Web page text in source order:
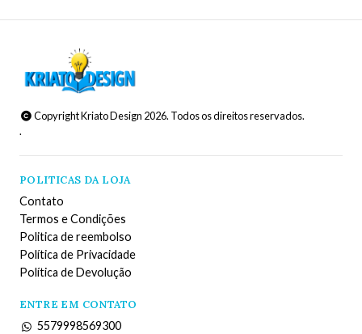
Copyright Kriato Design 2026. Todos os direitos reservados.
.
POLITICAS DA LOJA
Contato
Termos e Condições
Politica de reembolso
Política de Privacidade
Política de Devolução
ENTRE EM CONTATO
5579998569300